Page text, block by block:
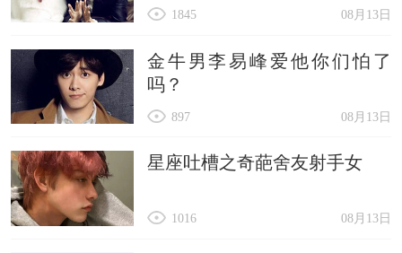
08月13日
1845
金牛男李易峰爱他你们怕了
吗？
08月13日
897
星座吐槽之奇葩舍友射手女
08月13日
1016